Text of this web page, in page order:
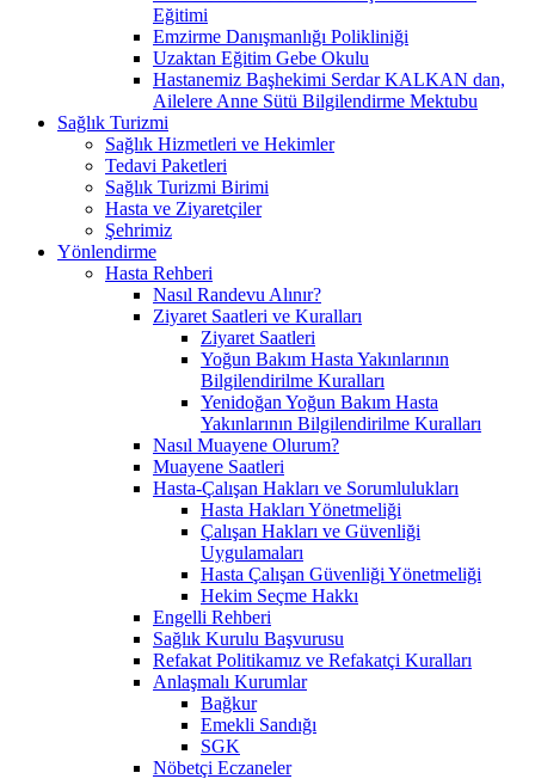
Eğitimi
Emzirme Danışmanlığı Polikliniği
Uzaktan Eğitim Gebe Okulu
Hastanemiz Başhekimi Serdar KALKAN dan,
Ailelere Anne Sütü Bilgilendirme Mektubu
Sağlık Turizmi
Sağlık Hizmetleri ve Hekimler
Tedavi Paketleri
Sağlık Turizmi Birimi
Hasta ve Ziyaretçiler
Şehrimiz
Yönlendirme
Hasta Rehberi
Nasıl Randevu Alınır?
Ziyaret Saatleri ve Kuralları
Ziyaret Saatleri
Yoğun Bakım Hasta Yakınlarının
Bilgilendirilme Kuralları
Yenidoğan Yoğun Bakım Hasta
Yakınlarının Bilgilendirilme Kuralları
Nasıl Muayene Olurum?
Muayene Saatleri
Hasta-Çalışan Hakları ve Sorumlulukları
Hasta Hakları Yönetmeliği
Çalışan Hakları ve Güvenliği
Uygulamaları
Hasta Çalışan Güvenliği Yönetmeliği
Hekim Seçme Hakkı
Engelli Rehberi
Sağlık Kurulu Başvurusu
Refakat Politikamız ve Refakatçi Kuralları
Anlaşmalı Kurumlar
Bağkur
Emekli Sandığı
SGK
Nöbetçi Eczaneler